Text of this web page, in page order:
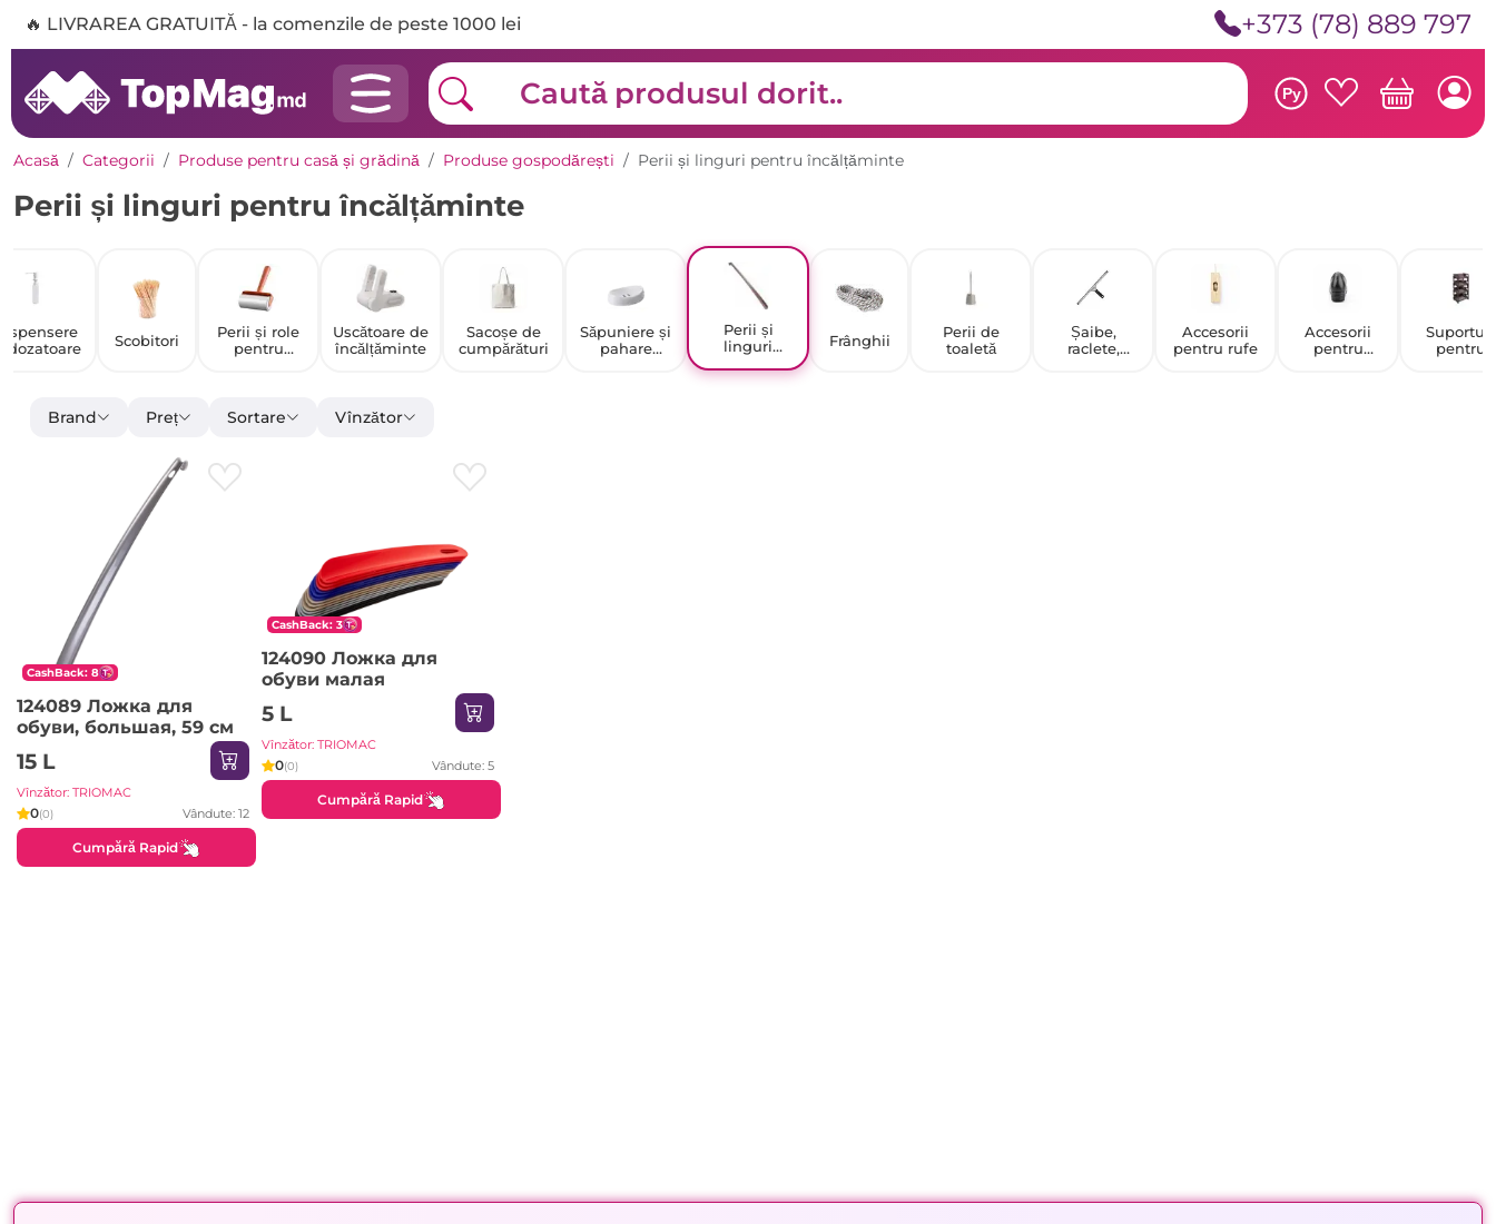
🔥 LIVRAREA GRATUITĂ - la comenzile de peste 1000 lei +373 (78) 889 797
Ру
Acasă Categorii Produse pentru casă și grădină Produse gospodărești Perii și linguri pentru încălțăminte
Perii și linguri pentru încălțăminte
dozatoare
Scobitori
Perii și role
pentru
Uscătoare de
încălțăminte
Sacoșe de
cumpărături
Săpuniere și
pahare
Perii și
linguri
încălțăminte
Frânghii
Perii de
toaletă
Șaibe,
raclete,
Accesorii
pentru rufe
Accesorii
pentru
Suporturi
pentru
Brand Preț Sortare Vînzător
CashBack: 8
124089 Ложка для
обуви, большая, 59 см
15 L
Vînzător: TRIOMAC
0(0) Vândute: 12
Cumpără Rapid
CashBack: 3
124090 Ложка для
обуви малая
5 L
Vînzător: TRIOMAC
0(0) Vândute: 5
Cumpără Rapid